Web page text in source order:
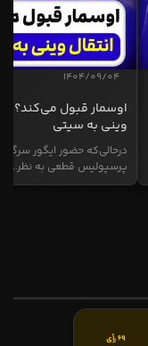
1404/09/04
اوسمار قبول می‌کند؟
وینی به سیتی
درحالی‌که حضور ایگور
پرسپولیس قطعی به نظر...
69 رأی